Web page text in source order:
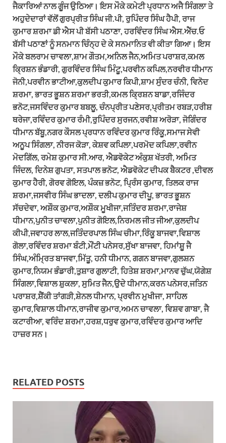
ਜੈਕਾਰਿਆਂ ਨਾਲ ਗੂੰਜ ਉਠਿਆ। ਇਸ ਮੌਕੇ ਕਮੇਟੀ ਪ੍ਰਧਾਨ ਅਜੈ ਸਿੰਗਲਾ ਤੇ
ਅਹੁਦੇਦਾਰਾਂ ਵੱਲੋਂ ਗੁਰਪ੍ਰੀਤ ਸਿੰਘ ਜੀ.ਪੀ, ਰੁਪਿੰਦਰ ਸਿੰਘ ਹੈਪੀ, ਰਾਜ
ਕੁਮਾਰ ਸ਼ਰਮਾ ਡੀ ਐਸ ਪੀ ਬੱਸੀ ਪਠਾਣਾ, ਹਰਵਿੰਦਰ ਸਿੰਘ ਐਸ.ਐੱਚ.ਓ
ਬੱਸੀ ਪਠਾਣਾਂ ਨੂੰ ਸਨਮਾਨ ਚਿੰਨ੍ਹ ਦੇ ਕੇ ਸਨਮਾਨਿਤ ਵੀ ਕੀਤਾ ਗਿਆ। ਇਸ
ਮੌਕੇ ਬਲਰਾਮ ਚਾਵਲਾ,ਸ਼ਾਮ ਗੌਤਮ,ਅਨਿਲ ਜੈਨ,ਅਮਿਤ ਪਰਾਸ਼ਰ,ਕਮਲ
ਕ੍ਰਿਸ਼ਨ ਭੰਡਾਰੀ, ਗੁਰਵਿੰਦਰ ਸਿੰਘ ਮਿੰਟੂ,ਪਰਵੀਨ ਕਪਿਲ,ਨਰਵੀਰ ਧੀਮਾਨ
ਜੋਨੀ,ਪਰਵੀਨ ਭਾਟੀਆ,ਕੁਲਦੀਪ ਕੁਮਾਰ ਕਿਪੀ,ਸ਼ਾਮ ਸੁੰਦਰ ਚੰਨੀ, ਵਿਨੋਦ
ਸ਼ਰਮਾ, ਭਾਰਤ ਭੂਸ਼ਨ ਸ਼ਰਮਾ ਭਰਤੀ,ਕਮਲ ਕ੍ਰਿਸ਼ਨ ਬਾਡਾ,ਰਜਿੰਦਰ
ਭਨੋਟ,ਜਸਵਿੰਦਰ ਕੁਮਾਰ ਬਬਲੂ, ਚੰਨਪ੍ਰੀਤ ਪਣੇਸਰ,ਪ੍ਰੀਤਮ ਰਬੜ,ਹਰੀਸ਼
ਥਰੇਜਾ,ਰਵਿੰਦਰ ਕੁਮਾਰ ਰੰਮੀ,ਰੁਪਿੰਦਰ ਸੁਰਜਨ,ਰਵੀਸ਼ ਅਰੋੜਾ, ਜੋਗਿੰਦਰ
ਧੀਮਾਨ ਬੱਬੂ,ਨਗਰ ਕੌਸਲ ਪ੍ਰਧਾਨ ਰਵਿੰਦਰ ਕੁਮਾਰ ਰਿੰਕੂ,ਸਮਾਜ ਸੇਵੀ
ਅਨੂਪ ਸਿੰਗਲਾ, ਨੀਰਜ ਕੋੜਾ, ਕੇਸ਼ਵ ਕਪਿਲਾ,ਪਰਮੋਦ ਕਪਿਲਾ,ਰਵੀਨ
ਮੋਦਗਿੱਲ, ਰਮੇਸ਼ ਕੁਮਾਰ ਸੀ.ਆਰ, ਐਡਵੋਕੇਟ ਅੰਕੁਸ਼ ਖੱਤਰੀ, ਅਮਿਤ
ਜਿੰਦਲ, ਦਿਨੇਸ਼ ਗੁਪਤਾ, ਸਤਪਾਲ ਭਨੋਟ, ਐਡਵੋਕੇਟ ਦੀਪਕ ਬੈਕਟਰ ,ਦੀਵਲ
ਕੁਮਾਰ ਹੈਰੀ, ਗੋਰਵ ਗੋਇਲ, ਪੰਕਜ਼ ਭਨੋਟ, ਪ੍ਰਿੰਸ ਕੁਮਾਰ, ਤਿਲਕ ਰਾਜ
ਸ਼ਰਮਾ,ਜਸਵੀਰ ਸਿੰਘ ਭਾਦਲਾ, ਦਲੀਪ ਕੁਮਾਰ ਦੀਪੂ, ਭਾਰਤ ਭੂਸ਼ਨ
ਸੱਚਦੇਵਾ, ਅਸ਼ੌਕ ਕੁਮਾਰ,ਅਸ਼ੌਕ ਮੂਖੀਜਾ,ਜਤਿੰਦਰ ਸ਼ਰਮਾ,ਰਾਜੇਸ਼
ਧੀਮਾਨ,ਪੁਨੀਤ ਚਾਵਲਾ,ਪੁਨੀਤ ਗੋਇਲ,ਨਿਰਮਲ ਜੀਤ ਜੀਆ,ਕੁਲਦੀਪ
ਕੀਪੀ,ਜਵਾਹਰ ਲਾਲ,ਜਤਿੰਦਰਪਾਲ ਸਿੰਘ ਚੀਮਾ,ਰਿੰਕੂ ਬਾਜਵਾ,ਵਿਸ਼ਾਲ
ਗੋਲਾ,ਰਵਿੰਦਰ ਸ਼ਰਮਾ ਬੰਟੀ,ਮੌਂਟੀ ਪਨੇਸਰ,ਸੁੱਖਾ ਬਾਜਵਾ, ਹਿਮਾਂਸ਼ੂ ਜੈ
ਸਿੰਘ,ਅੰਮ੍ਰਿਤ ਬਾਜਵਾ,ਮਿੱਤੂ, ਹਨੀ ਧੀਮਾਨ, ਗਗਨ ਬਾਜਵਾ,ਗੁਲਸ਼ਨ
ਕੁਮਾਰ,ਨਿਯਮ ਭੰਡਾਰੀ,ਤੁਸ਼ਾਰ ਗੁਲਾਟੀ, ਹਿਤੇਸ਼ ਸ਼ਰਮਾ,ਮਾਨਵ ਚੁੱਘ,ਯੋਗੇਸ਼
ਸਿੰਗਲਾ,ਵਿਸ਼ਾਲ ਸ਼ੁਕਲਾ, ਸੁਮਿਤ ਜੈਨ,ਉਦੇ ਧੀਮਾਨ,ਕਰਨ ਪਨੇਸਰ,ਜਤਿਨ
ਪਰਾਸ਼ਰ,ਸ਼ੈਂਕੀ ਤਾਂਗੜੀ,ਸ਼ੇਨਲ ਧੀਮਾਨ, ਪ੍ਰਵੀਨ ਮੁਖੀਜਾ, ਸਾਹਿਲ
ਕੁਮਾਰ,ਵਿਸ਼ਾਲ ਧੀਮਾਨ,ਰਾਜੀਵ ਕੁਮਾਰ,ਅਮਨ ਚਾਵਲਾ, ਵਿਸ਼ਵ ਗਾਬਾ, ਜੈ
ਕਟਾਰੀਆ, ਵਰਿੰਦ ਸ਼ਰਮਾ,ਹਰਸ਼,ਧਰੁਵ ਕੁਮਾਰ,ਰਵਿੰਦਰ ਕੁਮਾਰ ਆਦਿ
ਹਾਜ਼ਰ ਸਨ।
RELATED POSTS